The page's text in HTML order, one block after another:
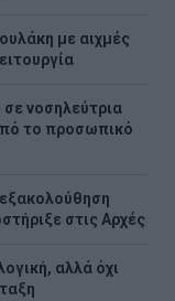
με αιχμές
νοσηλεύτρια
το προσωπικό
στις Αρχές
αλλά όχι